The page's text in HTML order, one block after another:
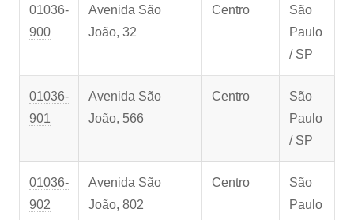
01036-
900
Avenida São
João, 32
Centro
São
Paulo
/ SP
01036-
901
Avenida São
João, 566
Centro
São
Paulo
/ SP
01036-
902
Avenida São
João, 802
Centro
São
Paulo